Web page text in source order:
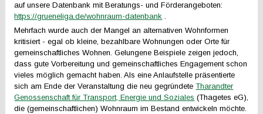
auf unsere Datenbank mit Beratungs- und Förderangeboten:
https://grueneliga.de/wohnraum-datenbank .
Mehrfach wurde auch der Mangel an alternativen Wohnformen
kritisiert - egal ob kleine, bezahlbare Wohnungen oder Orte für
gemeinschaftliches Wohnen. Gelungene Beispiele zeigen jedoch,
dass gute Vorbereitung und gemeinschaftliches Engagement schon
vieles möglich gemacht haben. Als eine Anlaufstelle präsentierte
sich am Ende der Veranstaltung die neu gegründeteTharandter
Genossenschaft für Transport, Energie und Soziales (Thagetes eG),
die (gemeinschaftlichen) Wohnraum im Bestand entwickeln möchte.